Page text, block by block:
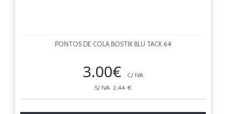
PONTOS DE COLA BOSTIK BLU TACK 64
3.00€
C/ IVA
S/ IVA 2.44 €